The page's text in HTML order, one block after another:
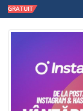
GRATUIT